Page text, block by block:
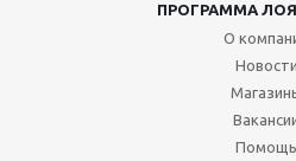
ПРОГРАММА
О
Новости
Помощь